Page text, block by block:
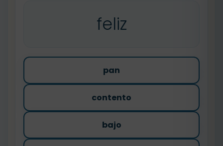
feliz
pan
contento
bajo